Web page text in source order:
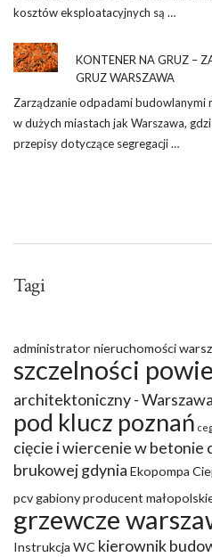
kosztów eksploatacyjnych są …
KONTENER NA GRUZ –
GRUZ WARSZAWA
Zarządzanie odpadami budowlanymi
w dużych miastach jak Warszawa,
przepisy dotyczące segregacji …
Tagi
administrator nieruchomości
szczelności
architektoniczny - Warszawa
pod klucz poznań
cięcie i wiercenie w betonie
brukowej gdynia Ekopompa
pcvgabiony producent
grzewcze
Instrukcja WC kierownik